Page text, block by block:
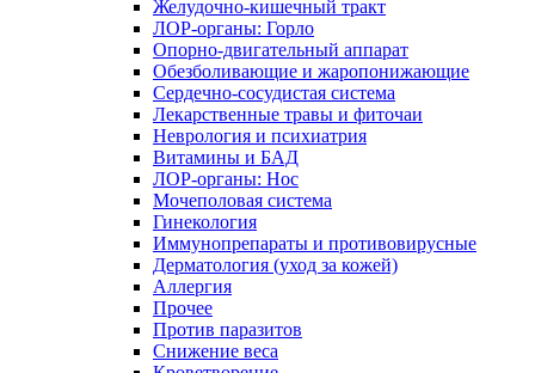
Желудочно-кишечный тракт
ЛОР-органы: Горло
Опорно-двигательный аппарат
Обезболивающие и жаропонижающие
Сердечно-сосудистая система
Лекарственные травы и фиточаи
Неврология и психиатрия
Витамины и БАД
ЛОР-органы: Нос
Мочеполовая система
Гинекология
Иммунопрепараты и противовирусные
Дерматология (уход за кожей)
Аллергия
Прочее
Против паразитов
Снижение веса